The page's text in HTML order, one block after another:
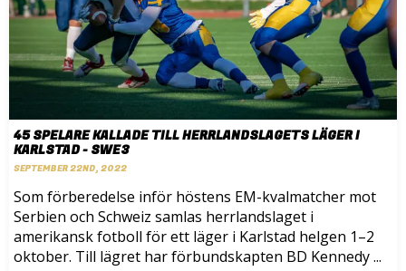
45 SPELARE KALLADE TILL HERRLANDSLAGETS LÄGER I
KARLSTAD - SWE3
SEPTEMBER 22ND, 2022
Som förberedelse inför höstens EM-kvalmatcher mot
Serbien och Schweiz samlas herrlandslaget i
amerikansk fotboll för ett läger i Karlstad helgen 1–2
oktober. Till lägret har förbundskapten BD Kennedy ...